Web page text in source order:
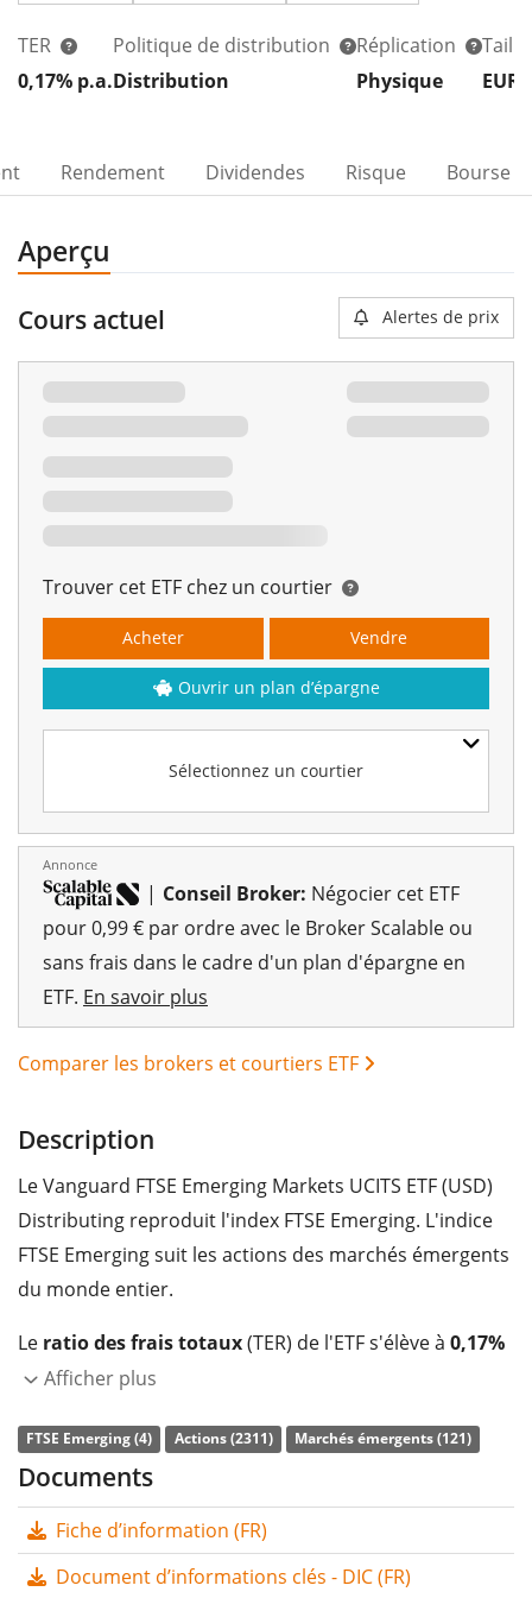
TER
0,17% p.a.
Politique de distribution
Distribution
Réplication
Physique
EUR
Rendement Dividendes Risque Bourse
Aperçu
Cours actuel Alertes de prix
Trouver cet ETF chez un courtier
Sélectionnez un courtier
Acheter Vendre
Ouvrir un plan d’épargne
Annonce
| Conseil Broker: Négocier cet ETF
pour 0,99 € par ordre avec le Broker Scalable ou
sans frais dans le cadre d'un plan d'épargne en
ETF. En savoir plus
Comparer les brokers et courtiers ETF
Description
Le Vanguard FTSE Emerging Markets UCITS ETF (USD)
Distributing reproduit l'index FTSE Emerging. L'indice
FTSE Emerging suit les actions des marchés émergents
du monde entier.
Le ratio des frais totaux(TER) de l'ETF s'élève à 0,17%
p.a.. Le Vanguard FTSE Emerging Markets UCITS ETF
FTSE Emerging. L'ETF reproduit la performance de
l’indice sous-jacent en achetant toutes les
composantes de l’indice (réplication complète). Les
dividendes de l'ETF sontdistribuésaux investisseurs
(une fois par trimestre).
Afficher plus
FTSE Emerging (4) Actions (2311) Marchés émergents (121)
Documents
Fiche d’information (FR)
Document d’informations clés - DIC (FR)